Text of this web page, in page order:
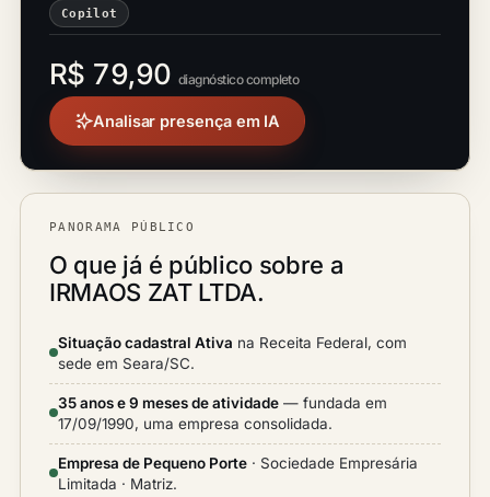
Copilot
R$ 79,90 diagnóstico completo
Analisar presença em IA
PANORAMA PÚBLICO
O que já é público sobre a
IRMAOS ZAT LTDA.
Situação cadastral Ativa na Receita Federal, com
sede em Seara/SC.
35 anos e 9 meses de atividade — fundada em
17/09/1990, uma empresa consolidada.
Empresa de Pequeno Porte · Sociedade Empresária
Limitada · Matriz.